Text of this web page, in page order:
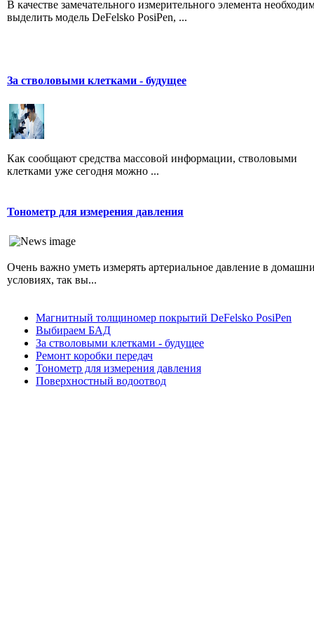
В качестве замечательного измерительного элемента
выделить модель DeFelsko PosiPen, ...
За стволовыми клетками - будущее
Как сообщают средства массовой информации, стволовыми
клетками уже сегодня можно ...
Тонометр для измерения давления
Очень важно уметь измерять артериальное давление в
условиях, так вы...
Магнитный толщиномер покрытий DeFelsko PosiPen
Выбираем БАД
За стволовыми клетками - будущее
Ремонт коробки передач
Тонометр для измерения давления
Поверхностный водоотвод